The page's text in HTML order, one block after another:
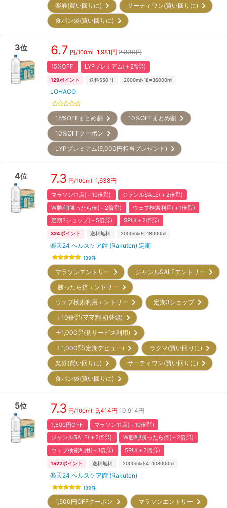
楽券(買い回りに)
サーティワン(買い回りに)
食パン袋(買い回りに)
3位 6.7 円/100ml 1,981 円 2,330円
15%OFF LYPプレミアム(＋2%㌽)
129ポイント 送料550円 2000ml×18=36000ml
LOHACO
15%OFFまとめ割
10%OFFまとめ割
10%OFFクーポン
LYPプレミアム(5,000円相当プレゼント)
4位 7.3 円/100ml 1,638円
マラソン11店(＋10倍㌽)
ジャンルSALE(＋2倍㌽)
W勝利!勝ったら倍(＋2倍㌽)
ウェブ検索利用(＋1倍㌽)
定期3ショップ(＋5倍㌽)
SPU(＋2倍㌽)
324ポイント 送料無料 2000ml×9=18000ml
楽天24 ヘルスケア館 (Rakuten) 定期
139件
マラソンエントリー
ジャンルSALEエントリー
勝ったら倍エントリー
ウェブ検索利用エントリー
定期3ショップ
＋10倍㌽(ママ割 初登録)
＋1,000㌽(初サービス利用)
＋1,000㌽(定期デビュー)
ラクマ(買い回りに)
楽券(買い回りに)
サーティワン(買い回りに)
食パン袋(買い回りに)
5位 7.3 円/100ml 9,414円 10,914円
1,500円OFF
マラソン11店(＋10倍㌽)
ジャンルSALE(＋2倍㌽)
W勝利!勝ったら倍(＋2倍㌽)
ウェブ検索利用(＋1倍㌽)
SPU(＋2倍㌽)
1522ポイント 送料無料 2000ml×54=108000ml
楽天24 ヘルスケア館 (Rakuten)
139件
1,500円OFFクーポン
マラソンエントリー